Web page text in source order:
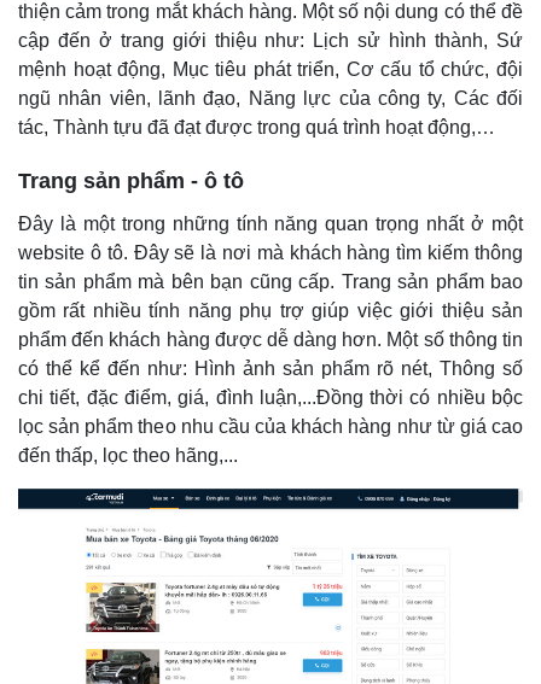
thiện cảm trong mắt khách hàng. Một số nội dung có thể đề
cập đến ở trang giới thiệu như: Lịch sử hình thành, Sứ
mệnh hoạt động, Mục tiêu phát triển, Cơ cấu tổ chức, đội
ngũ nhân viên, lãnh đạo, Năng lực của công ty, Các đối
tác, Thành tựu đã đạt được trong quá trình hoạt động,…
Trang sản phẩm - ô tô
Đây là một trong những tính năng quan trọng nhất ở một
website ô tô. Đây sẽ là nơi mà khách hàng tìm kiếm thông
tin sản phẩm mà bên bạn cũng cấp. Trang sản phẩm bao
gồm rất nhiều tính năng phụ trợ giúp việc giới thiệu sản
phẩm đến khách hàng được dễ dàng hơn. Một số thông tin
có thể kể đến như: Hình ảnh sản phẩm rõ nét, Thông số
chi tiết, đặc điểm, giá, đình luận,...Đồng thời có nhiều bộc
lọc sản phẩm theo nhu cầu của khách hàng như từ giá cao
đến thấp, lọc theo hãng,...